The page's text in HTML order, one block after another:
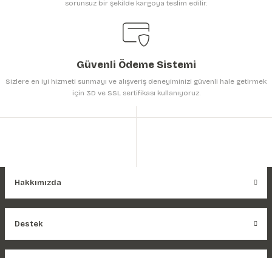
Gönder
sorunsuz bir şekilde kargoya teslim edilir.
Güvenli Ödeme Sistemi
Sizlere en iyi hizmeti sunmayı ve alışveriş deneyiminizi güvenli hale getirmek
için 3D ve SSL sertifikası kullanıyoruz.
Hakkımızda
Destek